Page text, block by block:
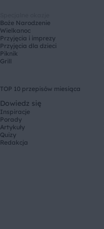
Boże Narodzenie
Wielkanoc
Przyjęcia i imprezy
Przyjęcia dla dzieci
Piknik
Grill
TOP 10 przepisów miesiąca
Dowiedz się
Inspiracje
Porady
Artykuły
Quizy
Redakcja